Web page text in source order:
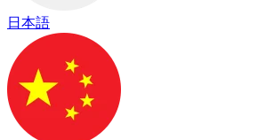
日本語